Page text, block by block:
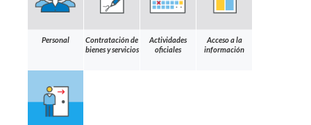
Personal
Contratación de
bienes y servicios
Actividades
oficiales
Acceso a la
información